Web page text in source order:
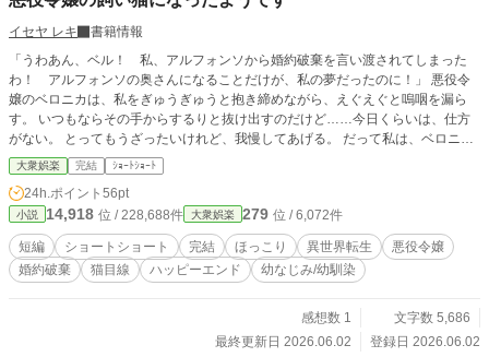
イセヤ レキ
書籍情報
「うわあん、ベル！ 私、アルフォンソから婚約破棄を言い渡されてしまった
わ！ アルフォンソの奥さんになることだけが、私の夢だったのに！」 悪役令
嬢のベロニカは、私をぎゅうぎゅうと抱き締めながら、えぐえぐと嗚咽を漏ら
す。 いつもならその手からするりと抜け出すのだけど……今日くらいは、仕方
がない。 とってもうざったいけれど、我慢してあげる。 だって私は、ベロニカ
の飼い猫なのだから。
大衆娯楽 完結 ｼｮｰﾄｼｮｰﾄ
24h.ポイント 56pt
小説 14,918 位 / 228,688件 大衆娯楽 279 位 / 6,072件
短編 ショートショート 完結 ほっこり 異世界転生
悪役令嬢
婚約破棄
猫目線 ハッピーエンド 幼なじみ/幼馴染
感想数 1
文字数 5,686
最終更新日 2026.06.02
登録日 2026.06.02